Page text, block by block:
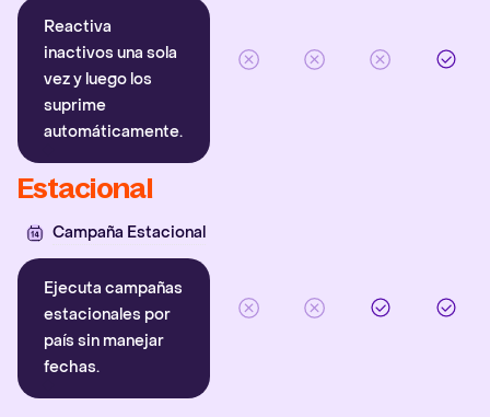
Reactiva
inactivos una sola
vez y luego los
suprime
automáticamente.
Estacional
Campaña Estacional
Ejecuta campañas
estacionales por
país sin manejar
fechas.